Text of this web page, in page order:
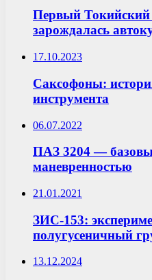
Первый Токийский
зарождалась
17.10.2023
Саксофоны:
инструмента
06.07.2022
ПАЗ 3204 —
маневренностью
21.01.2021
ЗИС-153:
полугусеничный
13.12.2024